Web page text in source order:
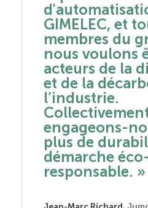
le
de
Aujourd'hui
GIMELEC et
fournisseur
solutions
sécurité et
donnons
du monde
moyens de
durablement
industrie